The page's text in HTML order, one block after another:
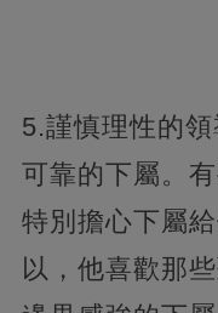
5.謹慎理性的
可靠的下屬。
特別擔心下屬
以，他喜歡那